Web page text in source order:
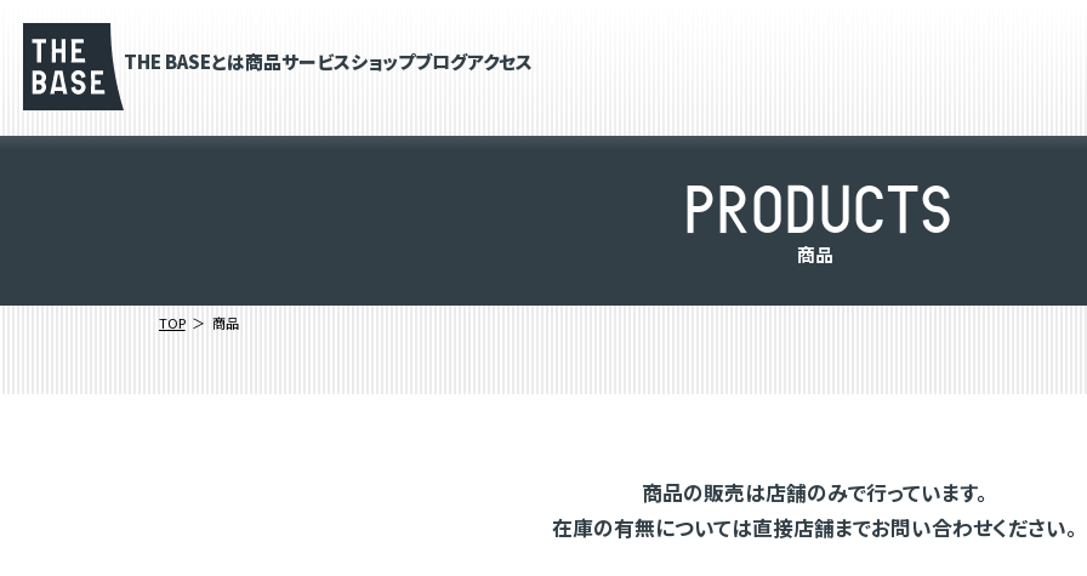
THE BASEとは商品サービスショップブログアクセス
PRODUCTS
商品
TOP 商品
商品の販売は店舗のみで行っています。
在庫の有無については直接店舗までお問い合わせください。